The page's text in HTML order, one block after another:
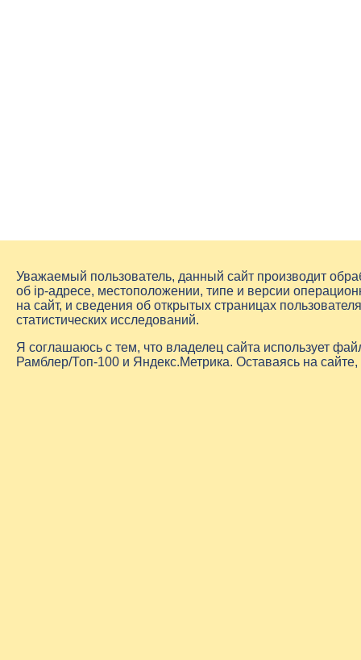
Уважаемый пользователь, данный сайт производит
об ip-адресе, местоположении, типе и версии
на сайт, и сведения об открытых страницах
статистических исследований.
Я соглашаюсь с тем, что владелец сайта использует
Рамблер/Топ-100 и Яндекс.Метрика. Оставаясь на